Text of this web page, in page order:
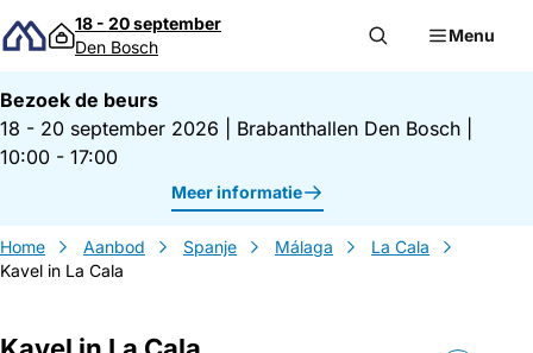
Direct naar inhoud
18 - 20 september
Den Bosch
Menu
Bezoek de beurs
18 - 20 september 2026
Brabanthallen Den Bosch
10:00 - 17:00
Meer informatie
Home Aanbod Spanje Málaga
La Cala
Kavel in La Cala